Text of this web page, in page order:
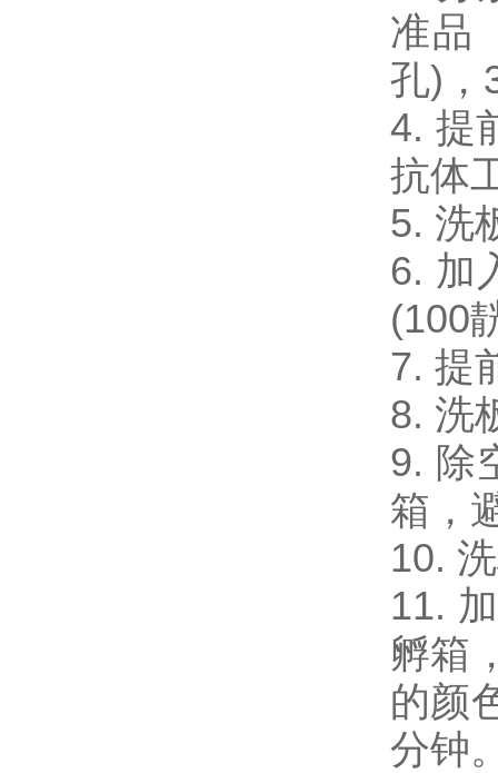
准品
孔)，
4. 提
抗体
5. 洗
6. 加
(100
7. 提
8. 洗
9. 除
箱，
10.
11.
孵箱
的颜
分钟